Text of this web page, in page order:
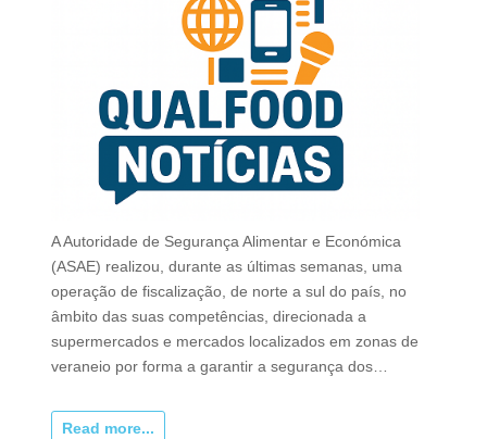
A Autoridade de Segurança Alimentar e Económica
(ASAE) realizou, durante as últimas semanas, uma
operação de fiscalização, de norte a sul do país, no
âmbito das suas competências, direcionada a
supermercados e mercados localizados em zonas de
veraneio por forma a garantir a segurança dos…
Read more...